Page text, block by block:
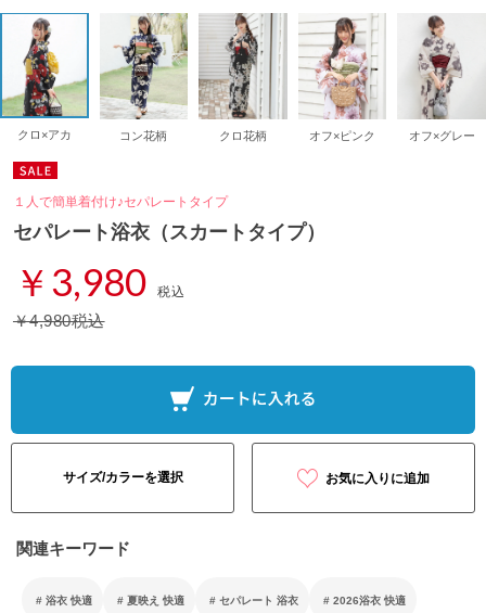
クロ×アカ コン花柄 クロ花柄 オフ×ピンク オフ×グレー
１人で簡単着付け♪セパレートタイプ
セパレート浴衣（スカートタイプ）
￥3,980 税込
￥4,980税込
サイズ/カラーを選択 お気に入りに追加
関連キーワード
浴衣 快適 夏映え 快適 セパレート 浴衣 2026浴衣 快適